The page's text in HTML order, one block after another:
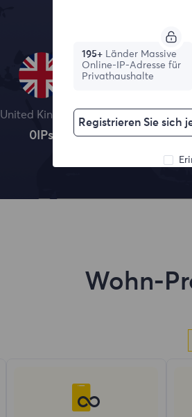
United Kingdom
0 IPs 0
Wohn-
195+ Länder Massive
Online-IP-Adresse für
Privathaushalte
Registrieren Sie sich